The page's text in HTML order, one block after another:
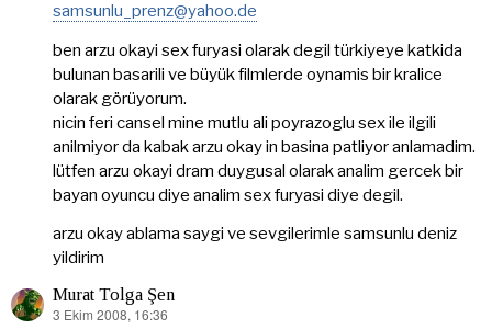
samsunlu_prenz@yahoo.de
ben arzu okayi sex furyasi olarak degil türkiyeye katkida
bulunan basarili ve büyük filmlerde oynamis bir kralice
olarak görüyorum.
nicin feri cansel mine mutlu ali poyrazoglu sex ile ilgili
anilmiyor da kabak arzu okay in basina patliyor anlamadim.
lütfen arzu okayi dram duygusal olarak analim gercek bir
bayan oyuncu diye analim sex furyasi diye degil.
arzu okay ablama saygi ve sevgilerimle samsunlu deniz
yildirim
Murat Tolga Şen
dedi
3 Ekim 2008, 16:36